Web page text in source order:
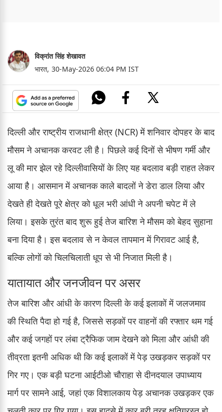
विक्रांत सिंह शेखावत
भारत, 30-May-2026 06:04 PM IST
दिल्ली और राष्ट्रीय राजधानी क्षेत्र (NCR) में शनिवार दोपहर के बाद
मौसम ने अचानक करवट ली है। पिछले कई दिनों से भीषण गर्मी और
लू की मार झेल रहे दिल्लीवासियों के लिए यह बदलाव बड़ी राहत लेकर
आया है। आसमान में अचानक काले बादलों ने डेरा डाल लिया और
देखते ही देखते पूरे क्षेत्र को धूल भरी आंधी ने अपनी चपेट में ले
लिया। इसके तुरंत बाद शुरू हुई तेज बारिश ने मौसम को बेहद सुहाना
बना दिया है। इस बदलाव से न केवल तापमान में गिरावट आई है,
बल्कि लोगों को चिलचिलाती धूप से भी निजात मिली है।
यातायात और जनजीवन पर असर
तेज बारिश और आंधी के कारण दिल्ली के कई इलाकों में जलजमाव
की स्थिति पैदा हो गई है, जिससे सड़कों पर वाहनों की रफ्तार थम गई
और कई जगहों पर लंबा ट्रैफिक जाम देखने को मिला और आंधी की
तीव्रता इतनी अधिक थी कि कई इलाकों में पेड़ उखड़कर सड़कों पर
गिर गए। एक बड़ी घटना आईटीओ चौराहा से दीनदयाल उपाध्याय
मार्ग पर सामने आई, जहां एक विशालकाय पेड़ अचानक उखड़कर एक